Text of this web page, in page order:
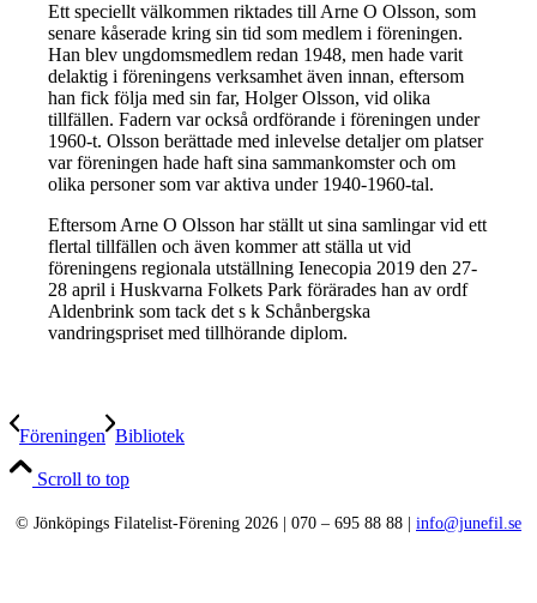
Ett speciellt välkommen riktades till Arne O Olsson, som
senare kåserade kring sin tid som medlem i föreningen.
Han blev ungdomsmedlem redan 1948, men hade varit
delaktig i föreningens verksamhet även innan, eftersom
han fick följa med sin far, Holger Olsson, vid olika
tillfällen. Fadern var också ordförande i föreningen under
1960-t. Olsson berättade med inlevelse detaljer om platser
var föreningen hade haft sina sammankomster och om
olika personer som var aktiva under 1940-1960-tal.
Eftersom Arne O Olsson har ställt ut sina samlingar vid ett
flertal tillfällen och även kommer att ställa ut vid
föreningens regionala utställning Ienecopia 2019 den 27-
28 april i Huskvarna Folkets Park förärades han av ordf
Aldenbrink som tack det s k Schånbergska
vandringspriset med tillhörande diplom.
Föreningen Bibliotek
Scroll to top
© Jönköpings Filatelist-Förening 2026 | 070 – 695 88 88 | info@junefil.se